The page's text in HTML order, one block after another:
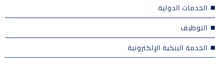
الخدمات الدولية
التوظيف
الخدمة البنكية الإلكترونية